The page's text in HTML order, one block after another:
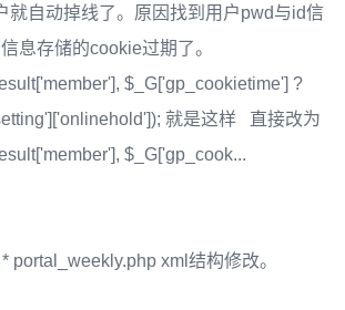
就自动掉线了。原因找到用户pwd与id信
息存储的cookie过期了。
$_G['gp_cookietime'] ?
就是这样 直接改为
$_G['gp_cook...
portal_weekly.php xml结构修改。